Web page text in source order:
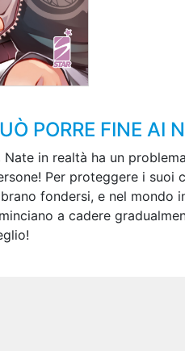
PORRE FINE AI
in realtà ha un
Per proteggere i
fondersi, e nel
a cadere